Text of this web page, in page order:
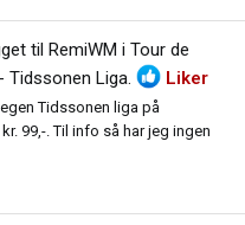
til RemiWM i Tour de
Tidssonen Liga. Liker
Tidssonen liga på
99,-. Til info så har jeg ingen